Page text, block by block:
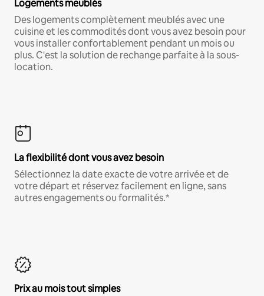
Logements meublés
Des logements complètement meublés avec une
cuisine et les commodités dont vous avez besoin pour
vous installer confortablement pendant un mois ou
plus. C'est la solution de rechange parfaite à la sous-
location.
La flexibilité dont vous avez besoin
Sélectionnez la date exacte de votre arrivée et de
votre départ et réservez facilement en ligne, sans
autres engagements ou formalités.*
Prix au mois tout simples